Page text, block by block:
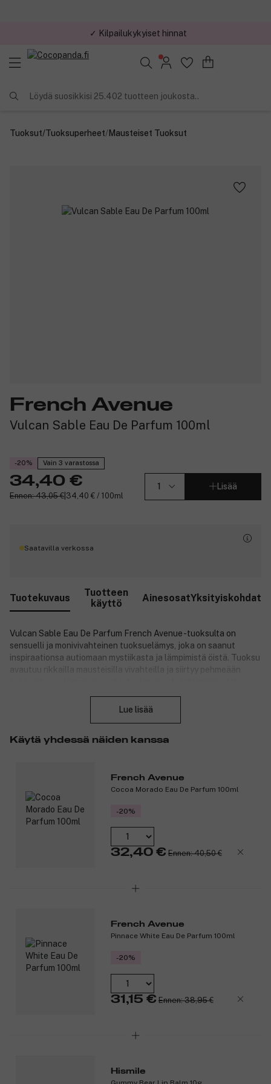
✓ Kilpailukykyiset hinnat
Löydä suosikkisi 25.402 tuotteen joukosta..
Tuoksut/Tuoksuperheet/Mausteiset Tuoksut
French Avenue
Vulcan Sable Eau De Parfum 100ml
-20% Vain 3 varastossa
34,40 €
Ennen: 43,05 € 34,40 € / 100ml
Lisää
Saatavilla verkossa
Tuotekuvaus
Tuotteen
käyttö
AinesosatYksityiskohdat
Vulcan Sable Eau De Parfum French Avenue -tuoksulta on
sensuelli ja monivivahteinen tuoksuelämys, joka on saanut
inspiraationsa autiomaan mystiikasta ja lämpimistä öistä. Tuoksu
avautuu rikkailla mausteisilla vivahteilla ja siirtyy pehmeään
matka auringon suutelemien hiekkadyynien ja silkinpehmeiden
Vulcan Sable on sekä näyttävä valinta että lahja, joka ilahduttaa
Lue lisää
Käytä yhdessä näiden kanssa
French Avenue
Cocoa Morado Eau De Parfum 100ml
-20%
32,40 € Ennen: 40,50 €
French Avenue
Pinnace White Eau De Parfum 100ml
-20%
31,15 € Ennen: 38,95 €
Hismile